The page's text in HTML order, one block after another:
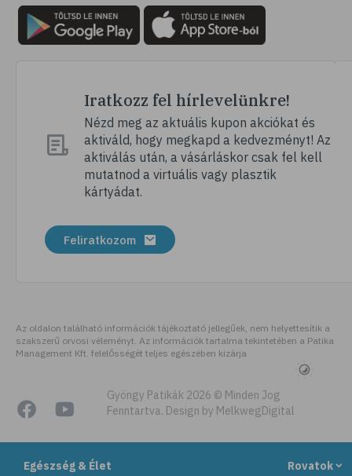
Egészség & Élet Rovatok
# klórhexidin
# fogérzékenység
# fogíny
# fogkrém
# dentin
# fogszabályozás
# fog
Iratkozz fel hírlevelünkre!
Nézd meg az aktuális kupon akciókat és
aktiváld, hogy megkapd a kedvezményt! Az
aktiválás után, a vásárláskor csak fel kell
mutatnod a virtuális vagy plasztik
kártyádat.
Feliratkozom
Az oldalon található információk tájékoztató jellegűek, nem helyettesítik a
szakszerű orvosi véleményt. Az információk tartalma tekintetében a Patika
Management Kft. felelősségét teljes egészében kizárja
Gyöngy Patikák 2026 © Minden Jog
Fenntartva. Design by MelkwegDigital